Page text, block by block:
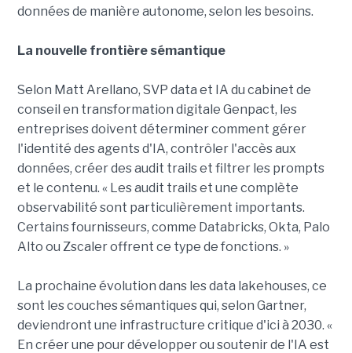
données de manière autonome, selon les besoins.
La nouvelle frontière sémantique
Selon Matt Arellano, SVP data et IA du cabinet de
conseil en transformation digitale Genpact, les
entreprises doivent déterminer comment gérer
l'identité des agents d'IA, contrôler l'accès aux
données, créer des audit trails et filtrer les prompts
et le contenu. « Les audit trails et une complète
observabilité sont particulièrement importants.
Certains fournisseurs, comme Databricks, Okta, Palo
Alto ou Zscaler offrent ce type de fonctions. »
La prochaine évolution dans les data lakehouses, ce
sont les couches sémantiques qui, selon Gartner,
deviendront une infrastructure critique d'ici à 2030. «
En créer une pour développer ou soutenir de l'IA est